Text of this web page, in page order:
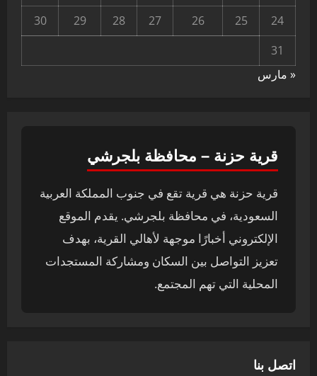
24
25
26
27
28
29
30
31
« مارس
قرية حزنة – محافظة بلجرشي
قرية حزنة هي قرية تقع في جنوب المملكة العربية
السعودية، في محافظة بلجرشي. يقدم الموقع
الإلكتروني أخبارًا موجهة لأهالي القرية، بهدف
تعزيز التواصل بين السكان ومشاركة المستجدات
المحلية التي تهم المجتمع.
اتصل بنا